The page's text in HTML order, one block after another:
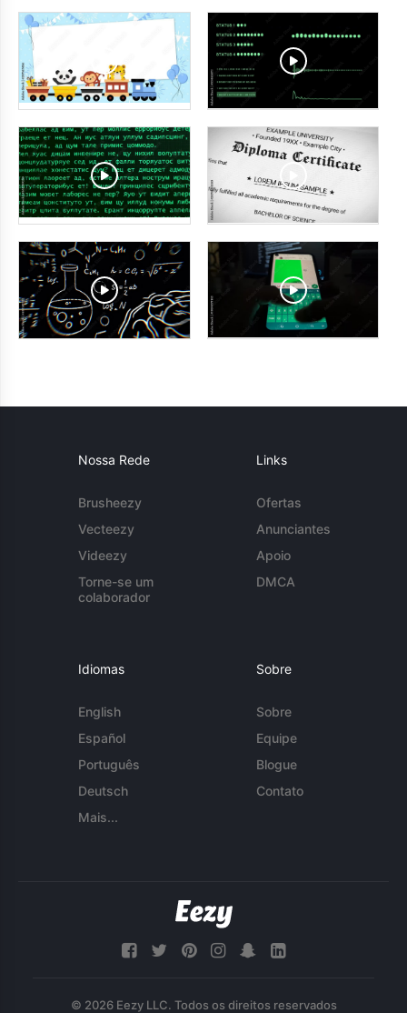
Nossa Rede
Brusheezy
Vecteezy
Videezy
Torne-se um
colaborador
Links
Ofertas
Anunciantes
Apoio
DMCA
Idiomas
English
Español
Português
Deutsch
Mais...
Sobre
Sobre
Equipe
Blogue
Contato
© 2026 Eezy LLC. Todos os direitos reservados